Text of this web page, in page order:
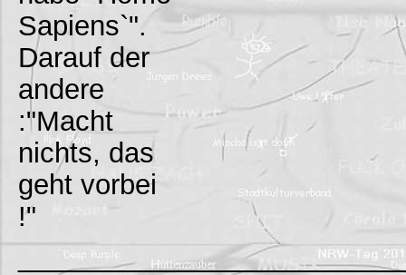
Sapiens`".
Darauf der
andere
:"Macht
nichts, das
geht vorbei
!"